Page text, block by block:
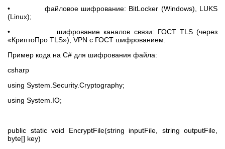
• файловое шифрование: BitLocker (Windows), LUKS
(Linux);
• шифрование каналов связи: ГОСТ TLS (через
«КриптоПро TLS»), VPN с ГОСТ шифрованием.
Пример кода на C# для шифрования файла:
csharp
using System.Security.Cryptography;
using System.IO;
public static void EncryptFile(string inputFile, string outputFile,
byte[] key)